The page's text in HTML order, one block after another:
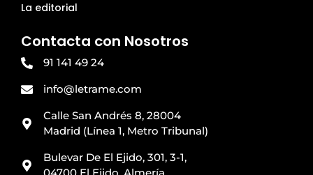
La editorial
Contacta con Nosotros
91 141 49 24
info@letrame.com
Calle San Andrés 8, 28004
Madrid (Línea 1, Metro Tribunal)
Bulevar De El Ejido, 301, 3-1,